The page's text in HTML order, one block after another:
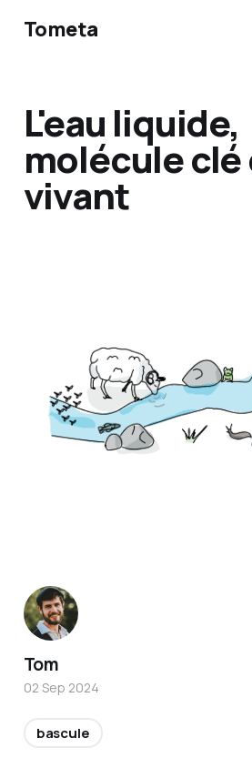
Tometa
L'eau liquide,
molécule clé
vivant
Tom
02 Sep 2024
bascule